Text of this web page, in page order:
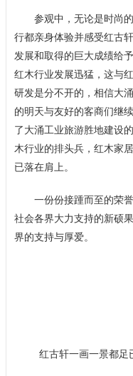
参观中，无论是时尚的“
行都亲身体验并感受红古
发展和取得的巨大成绩给
红木行业发展迅猛，这与
研发是分不开的，相信大
的明天与友好的客商们继
了大涌工业旅游胜地建设
木行业的排头兵，红木家
已落在肩上。
一份份接踵而至的荣誉
社会各界大力支持的新硕
界的支持与厚爱。
红古轩一画一景都足